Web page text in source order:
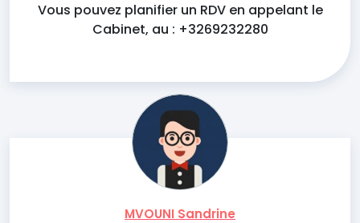
Vous pouvez planifier un RDV en appelant le
Cabinet, au : +3269232280
MVOUNI Sandrine